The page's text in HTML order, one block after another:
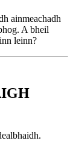
ainmeachadh
A bheil
leinn?